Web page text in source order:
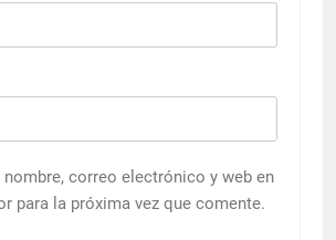
nombre, correo electrónico y web en
para la próxima vez que comente.